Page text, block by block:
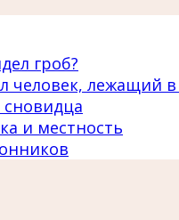
гроб?
человек, лежащий в
и местность